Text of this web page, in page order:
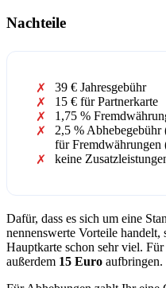
Nachteile
39 € Jahresgebühr
15 € für Partnerkarte
1,75 %
2,5 %
für Fremdwährungen
keine
Dafür, dass es sich um eine
nennenswerte Vorteile handelt,
Hauptkarte schon sehr viel. Für
außerdem 15 Euro aufbringen.